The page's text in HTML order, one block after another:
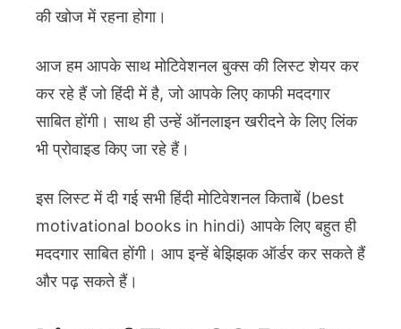
की खोज में रहना होगा।
आज हम आपके साथ मोटिवेशनल बुक्स की लिस्ट शेयर कर
कर रहे हैं जो हिंदी में है, जो आपके लिए काफी मददगार
साबित होंगी। साथ ही उन्हें ऑनलाइन खरीदने के लिए लिंक
भी प्रोवाइड किए जा रहे हैं।
इस लिस्ट में दी गई सभी हिंदी मोटिवेशनल किताबें (best
motivational books in hindi) आपके लिए बहुत ही
मददगार साबित होंगी। आप इन्हें बेझिझक ऑर्डर कर सकते हैं
और पढ़ सकते हैं।